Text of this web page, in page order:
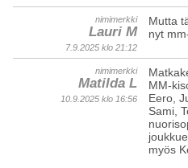
nimimerkki
Lauri M
7.9.2025 klo 21:12
Mutta
nyt
nimimerkki
Matilda L
10.9.2025 klo 16:56
MM-
Eero,
Sami,
myös